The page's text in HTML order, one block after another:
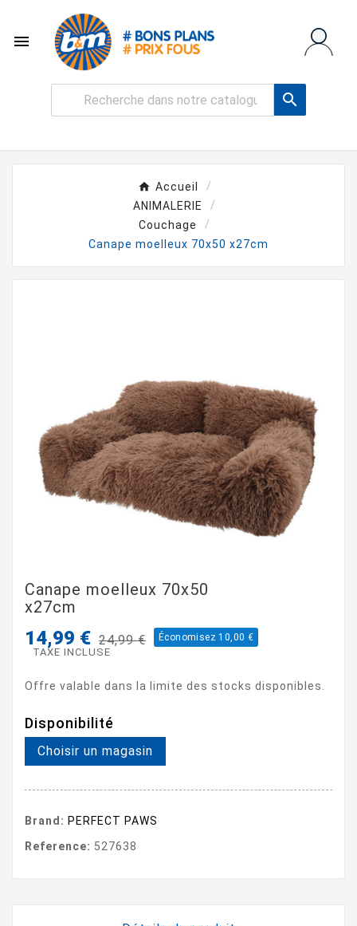


Accueil
ANIMALERIE
Couchage
Canape moelleux 70x50 x27cm
Canape moelleux 70x50
x27cm
14,99 € 24,99 € Économisez 10,00 €
TAXE INCLUSE
Offre valable dans la limite des stocks disponibles.
Disponibilité
Choisir un magasin
Brand: PERFECT PAWS
Reference: 527638